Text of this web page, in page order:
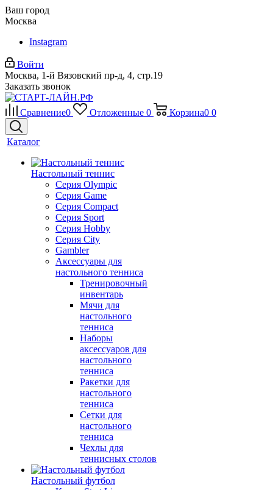
Ваш город
Москва
Instagram
Войти
Москва, 1-й Вязовский пр-д, 4, стр.19
Заказать звонок
Сравнение0 Отложенные 0 Корзина0 0
Каталог
Настольный теннис
Серия Olympic
Серия Game
Серия Compact
Серия Sport
Серия Hobby
Серия City
Gambler
Аксессуары для
настольного тенниса
Тренировочный
инвентарь
Мячи для
настольного
тенниса
Наборы
аксессуаров для
настольного
тенниса
Ракетки для
настольного
тенниса
Сетки для
настольного
тенниса
Чехлы для
теннисных столов
Настольный футбол